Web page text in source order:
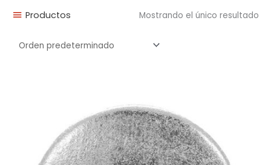
Productos Mostrando el único resultado
precios:
desde
0,01€
hasta
0,52€